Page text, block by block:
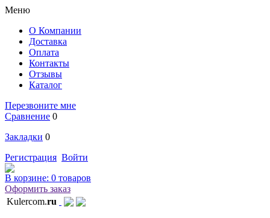
Меню
О Компании
Доставка
Оплата
Контакты
Отзывы
Каталог
Перезвоните мне
Сравнение 0
Закладки 0
Регистрация Войти
В корзине: 0 товаров
Оформить заказ
Kulercom.ru